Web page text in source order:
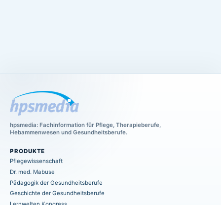
hpsmedia: Fachinformation für Pflege, Therapieberufe,
Hebammenwesen und Gesundheitsberufe.
PRODUKTE
Pflegewissenschaft
Dr. med. Mabuse
Pädagogik der Gesundheitsberufe
Geschichte der Gesundheitsberufe